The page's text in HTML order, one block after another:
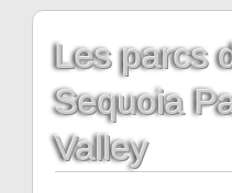
Les parcs
Sequoia
Valley